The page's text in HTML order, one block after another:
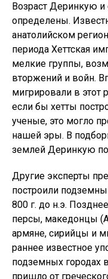
Возраст Деринкую и
определены.
анатолийском
периода Хеттская
мелкие группы,
вторжений и войн.
мигрировали в этот
если бы хетты
ученые, это могло
нашей эры. В
землей Деринкую по
Другие эксперты
построили
800 г. до н.э.
персы, македонцы
армяне, сирийцы и
раннее известное
подземных городах
пришло от